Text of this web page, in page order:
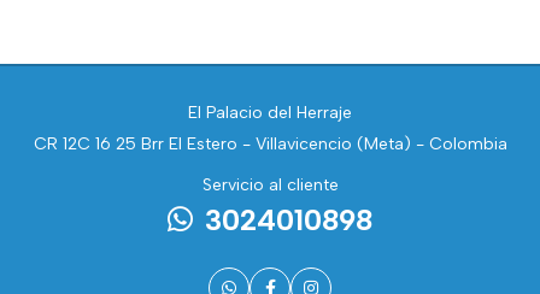
El Palacio del Herraje
CR 12C 16 25 Brr El Estero - Villavicencio (Meta) - Colombia
Servicio al cliente
3024010898